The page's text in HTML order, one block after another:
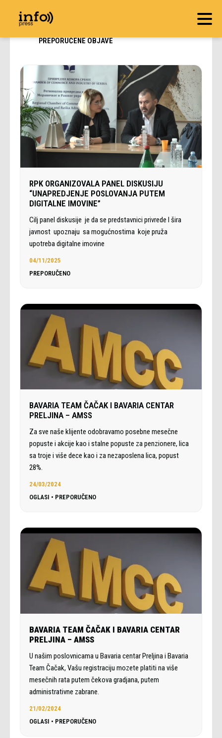
PREPORUČENE OBJAVE
RPK ORGANIZOVALA PANEL DISKUSIJU
“UNAPREDJENJE POSLOVANJA PUTEM
DIGITALNE IMOVINE”
Cilj panel diskusije je da se predstavnici privrede I šira
javnost upoznaju sa mogućnostima koje pruža
upotreba digitalne imovine
04/11/2025
PREPORUČENO
BAVARIA TEAM ČAČAK I BAVARIA CENTAR
PRELJINA – AMSS
Za sve naše klijente odobravamo posebne mesečne
popuste i akcije kao i stalne popuste za penzionere, lica
sa troje i više dece kao i za nezaposlena lica, popust
28%.
24/03/2024
OGLASI • PREPORUČENO
BAVARIA TEAM ČAČAK I BAVARIA CENTAR
PRELJINA – AMSS
U našim poslovnicama u Bavaria centar Preljina i Bavaria
Team Čačak, Vašu registraciju mozete platiti na više
mesečnih rata putem čekova gradjana, putem
administrativne zabrane.
21/02/2024
OGLASI • PREPORUČENO